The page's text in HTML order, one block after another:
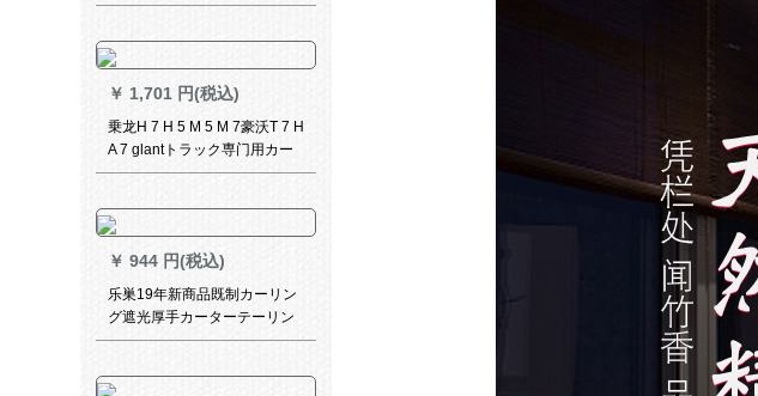
テムジジの既制カーリングリ
クククカーン遮光遮日光布出
窓カートンサントのカートン
トンテートのカープニバール
ソートトトトトトトトトのカ
ートントントントントントン
￥ 1,701 円(税込)
乗龙H 7 H 5 M 5 M 7豪沃T 7 H
A 7 glantトラック専门用カー
ターテーン厚い手遮光カータ
￥ 944 円(税込)
乐巣19年新商品既制カーリン
グ遮光厚手カーターテーリン
グリングリングリングリング
ングリングリングリングリン